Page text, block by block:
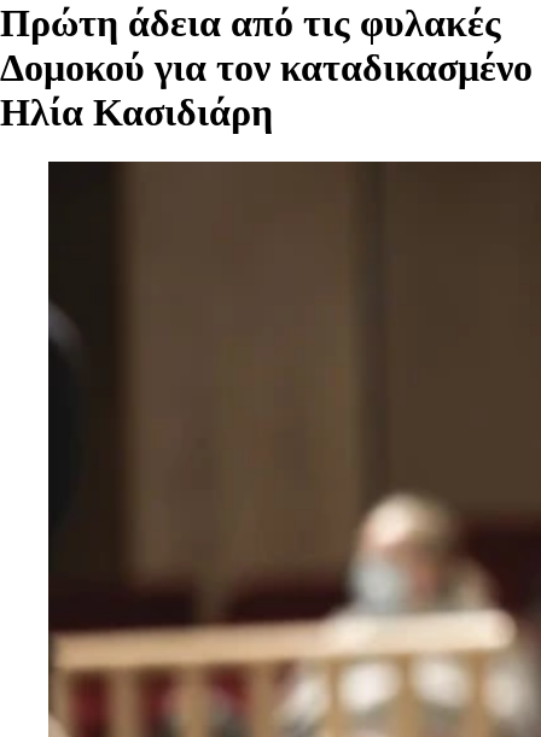
Πρώτη άδεια από τις φυλακές
Δομοκού για τον καταδικασμένο
Ηλία Κασιδιάρη